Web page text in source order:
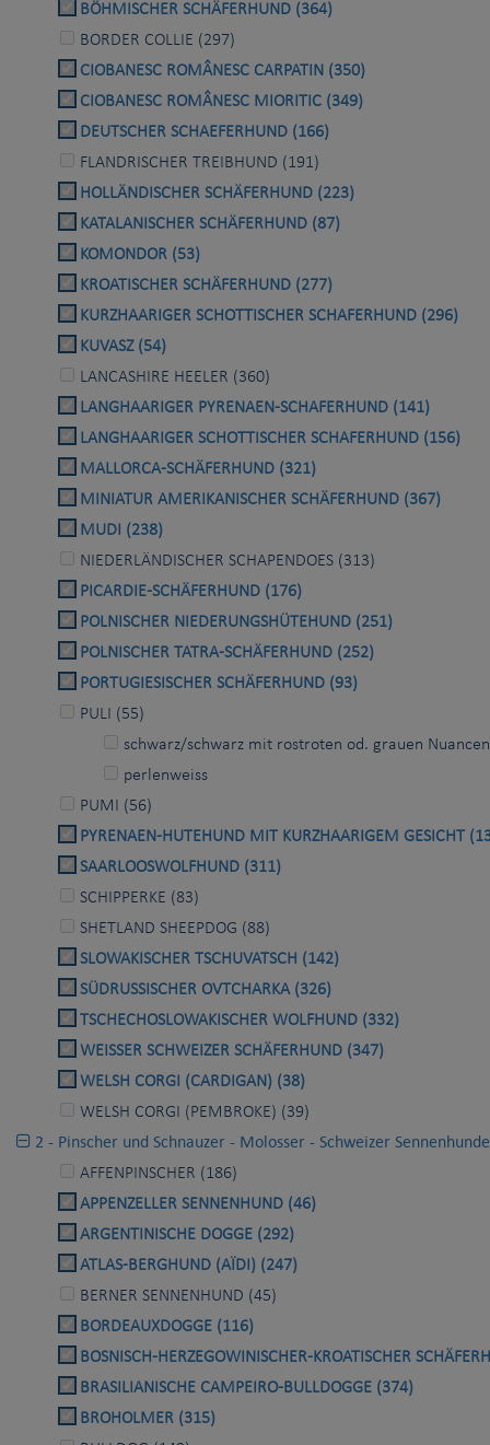
BÖHMISCHER SCHÄFERHUND (364)
BORDER COLLIE (297)
CIOBANESC ROMÂNESC CARPATIN (350)
CIOBANESC ROMÂNESC MIORITIC (349)
DEUTSCHER SCHAEFERHUND (166)
FLANDRISCHER TREIBHUND (191)
HOLLÄNDISCHER SCHÄFERHUND (223)
KATALANISCHER SCHÄFERHUND (87)
KOMONDOR (53)
KROATISCHER SCHÄFERHUND (277)
KURZHAARIGER SCHOTTISCHER SCHAFERHUND (296)
KUVASZ (54)
LANCASHIRE HEELER (360)
LANGHAARIGER PYRENAEN-SCHAFERHUND (141)
LANGHAARIGER SCHOTTISCHER SCHAFERHUND (156)
MALLORCA-SCHÄFERHUND (321)
MINIATUR AMERIKANISCHER SCHÄFERHUND (367)
MUDI (238)
NIEDERLÄNDISCHER SCHAPENDOES (313)
PICARDIE-SCHÄFERHUND (176)
POLNISCHER NIEDERUNGSHÜTEHUND (251)
POLNISCHER TATRA-SCHÄFERHUND (252)
PORTUGIESISCHER SCHÄFERHUND (93)
PULI (55)
schwarz/schwarz mit rostroten od. grauen
perlenweiss
PUMI (56)
PYRENAEN-HUTEHUND MIT KURZHAARIGEM GESICHT
SAARLOOSWOLFHUND (311)
SCHIPPERKE (83)
SHETLAND SHEEPDOG (88)
SLOWAKISCHER TSCHUVATSCH (142)
SÜDRUSSISCHER OVTCHARKA (326)
TSCHECHOSLOWAKISCHER WOLFHUND (332)
WEISSER SCHWEIZER SCHÄFERHUND (347)
WELSH CORGI (CARDIGAN) (38)
WELSH CORGI (PEMBROKE) (39)
2 - Pinscher und Schnauzer - Molosser - Schweizer Sennenhunde
AFFENPINSCHER (186)
APPENZELLER SENNENHUND (46)
ARGENTINISCHE DOGGE (292)
ATLAS-BERGHUND (AÏDI) (247)
BERNER SENNENHUND (45)
BORDEAUXDOGGE (116)
BOSNISCH-HERZEGOWINISCHER-KROATISCHER
BRASILIANISCHE CAMPEIRO-BULLDOGGE (374)
BROHOLMER (315)